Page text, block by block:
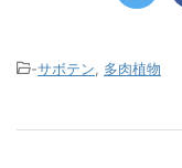
-サボテン 多肉植物